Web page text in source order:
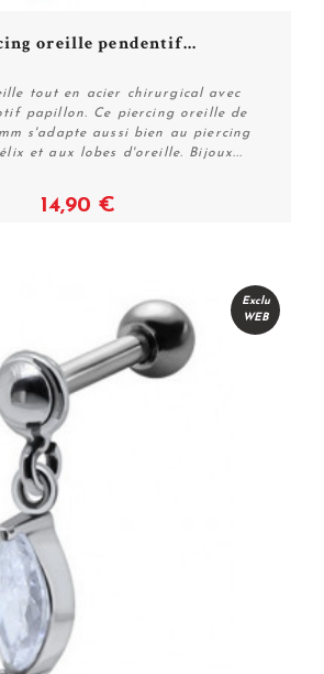
Plus de détails
oreille pendentif...
tout en acier chirurgical avec
papillon. Ce piercing oreille de
s'adapte aussi bien au piercing
et aux lobes d'oreille. Bijoux...
14,90 €
Exclu
WEB